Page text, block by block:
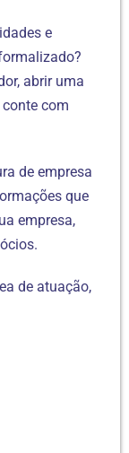
e
abrir uma
com
de empresa
que
empresa,
de atuação,